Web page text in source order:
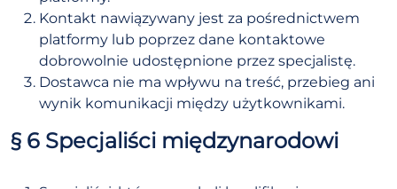
Kontakt nawiązywany jest za pośrednictwem
platformy lub poprzez dane kontaktowe
dobrowolnie udostępnione przez specjalistę.
Dostawca nie ma wpływu na treść, przebieg ani
wynik komunikacji między użytkownikami.
§ 6 Specjaliści międzynarodowi